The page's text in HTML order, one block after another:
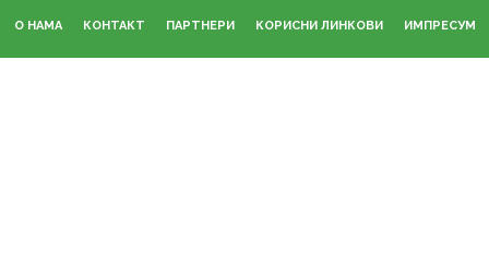
О НАМА КОНТАКТ ПАРТНЕРИ КОРИСНИ ЛИНКОВИ ИМПРЕСУМ